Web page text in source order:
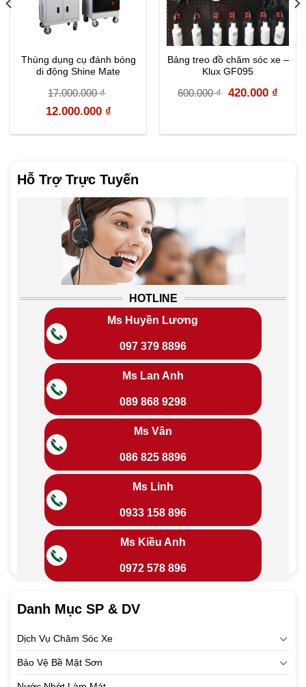
Hỗ Trợ Trực Tuyến
HOTLINE
Ms Huyền Lương
097 379 8896
Ms Lan Anh
089 868 9298
Ms Vân
086 825 8896
Ms Linh
0933 158 896
Ms Kiều Anh
0972 578 896
Danh Mục SP & DV
Dịch Vụ Chăm Sóc Xe
Bảo Vệ Bề Mặt Sơn
Thùng dụng cụ đánh bóng
di động Shine Mate
17.000.000₫
Original
12.000.000 ₫Current
Bảng treo đồ chăm sóc xe –
Klux GF095
600.000₫ Original
420.000 ₫